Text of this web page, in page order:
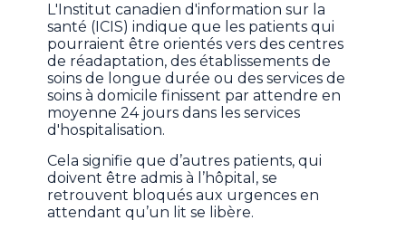
L'Institut canadien d'information sur la
santé (ICIS) indique que les patients qui
pourraient être orientés vers des centres
de réadaptation, des établissements de
soins de longue durée ou des services de
soins à domicile finissent par attendre en
moyenne 24 jours dans les services
d'hospitalisation.
Cela signifie que d’autres patients, qui
doivent être admis à l’hôpital, se
retrouvent bloqués aux urgences en
attendant qu’un lit se libère.